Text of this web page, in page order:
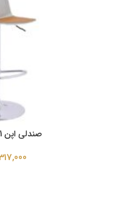
صندلی اپن Ham^AKT 51